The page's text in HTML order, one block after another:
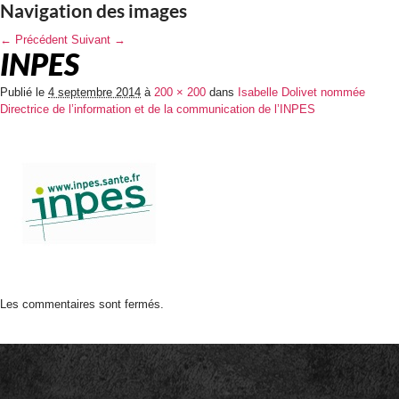
Navigation des images
← Précédent Suivant →
INPES
Publié le 4 septembre 2014 à 200 × 200 dans Isabelle Dolivet nommée
Directrice de l’information et de la communication de l’INPES
Les commentaires sont fermés.